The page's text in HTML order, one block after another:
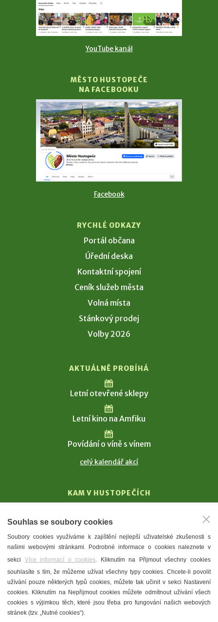
YouTube kanál
MĚSTO HUSTOPEČE
NA FACEBOOKU
Facebook
RYCHLÉ ODKAZY
Portál občana
Úřední deska
Kontaktní spojení
Ceník služeb města
Volná místa
Stánkový prodej
Volby 2026
AKTUÁLNĚ PROBÍHÁ
Letní otevřené sklepy
Letní kino na Amfiku
Povídání o víně s vínem
celý kalendář akcí
KAM V HUSTOPEČÍCH
T. G. Masaryk
Mandloně
Ubytování
Restaurace
Městské muzeum a galerie
Denní meníčka
Souhlas se soubory cookies
Soubory cookies využíváme k zajištění nejlepší uživatelské zkušenosti s
našimi webovými stránkami. Podrobné informace o cookies naleznete v
sekci Více informací o cookies. Kliknutím na Přijmout všechny cookies
souhlasíte s tím, že můžeme užívat všechny typy cookies. Chcete-li povolit
užívání pouze některých typů cookies, můžete tak učinit v sekci Nastavení
cookies. Kliknutím na Nepřijmout cookies můžete odmítnout užívání všech
cookies s výjimkou těch, které jsou třeba pro fungování našich webových
stránek (tzv. „Nutné cookies“).